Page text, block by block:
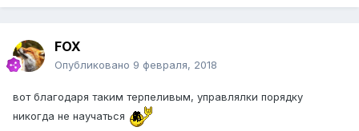
FOX
Опубликовано 9 февраля, 2018
вот благодаря таким терпеливым, управлялки порядку
никогда не научаться